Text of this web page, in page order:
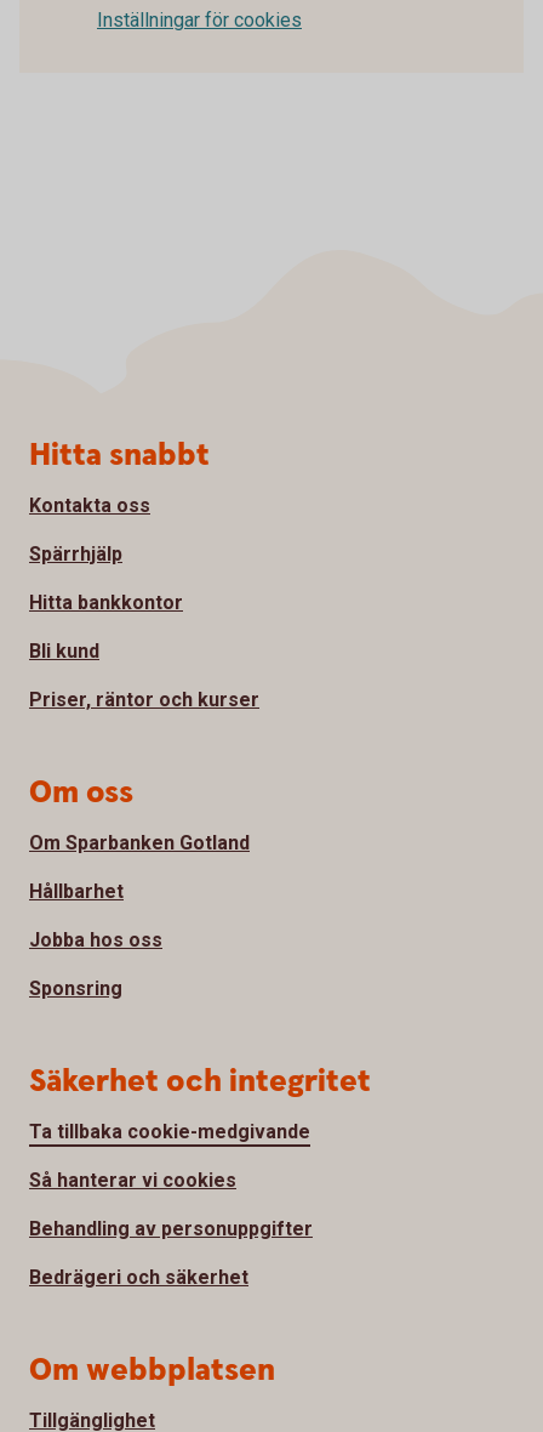
Inställningar för cookies
Sidfot
Hitta snabbt
Kontakta oss
Spärrhjälp
Hitta bankkontor
Bli kund
Priser, räntor och kurser
Om oss
Om Sparbanken Gotland
Hållbarhet
Jobba hos oss
Sponsring
Säkerhet och integritet
Ta tillbaka cookie-medgivande
Så hanterar vi cookies
Behandling av personuppgifter
Bedrägeri och säkerhet
Om webbplatsen
Tillgänglighet